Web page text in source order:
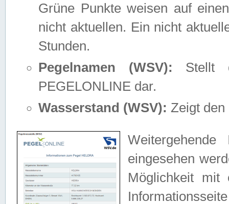
Grüne Punkte weisen auf
nicht aktuellen. Ein nicht
Stunden.
Pegelnamen (WSV): Stellt
PEGELONLINE dar.
Wasserstand (WSV): Zeigt den
eingesehen
Möglichkeit mit